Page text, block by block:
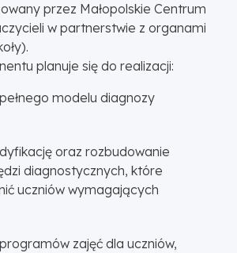
przez Małopolskie Centrum
w partnerstwie z organami
planuje się do realizacji:
modelu diagnozy
oraz rozbudowanie
diagnostycznych, które
uczniów wymagających
zajęć dla uczniów,